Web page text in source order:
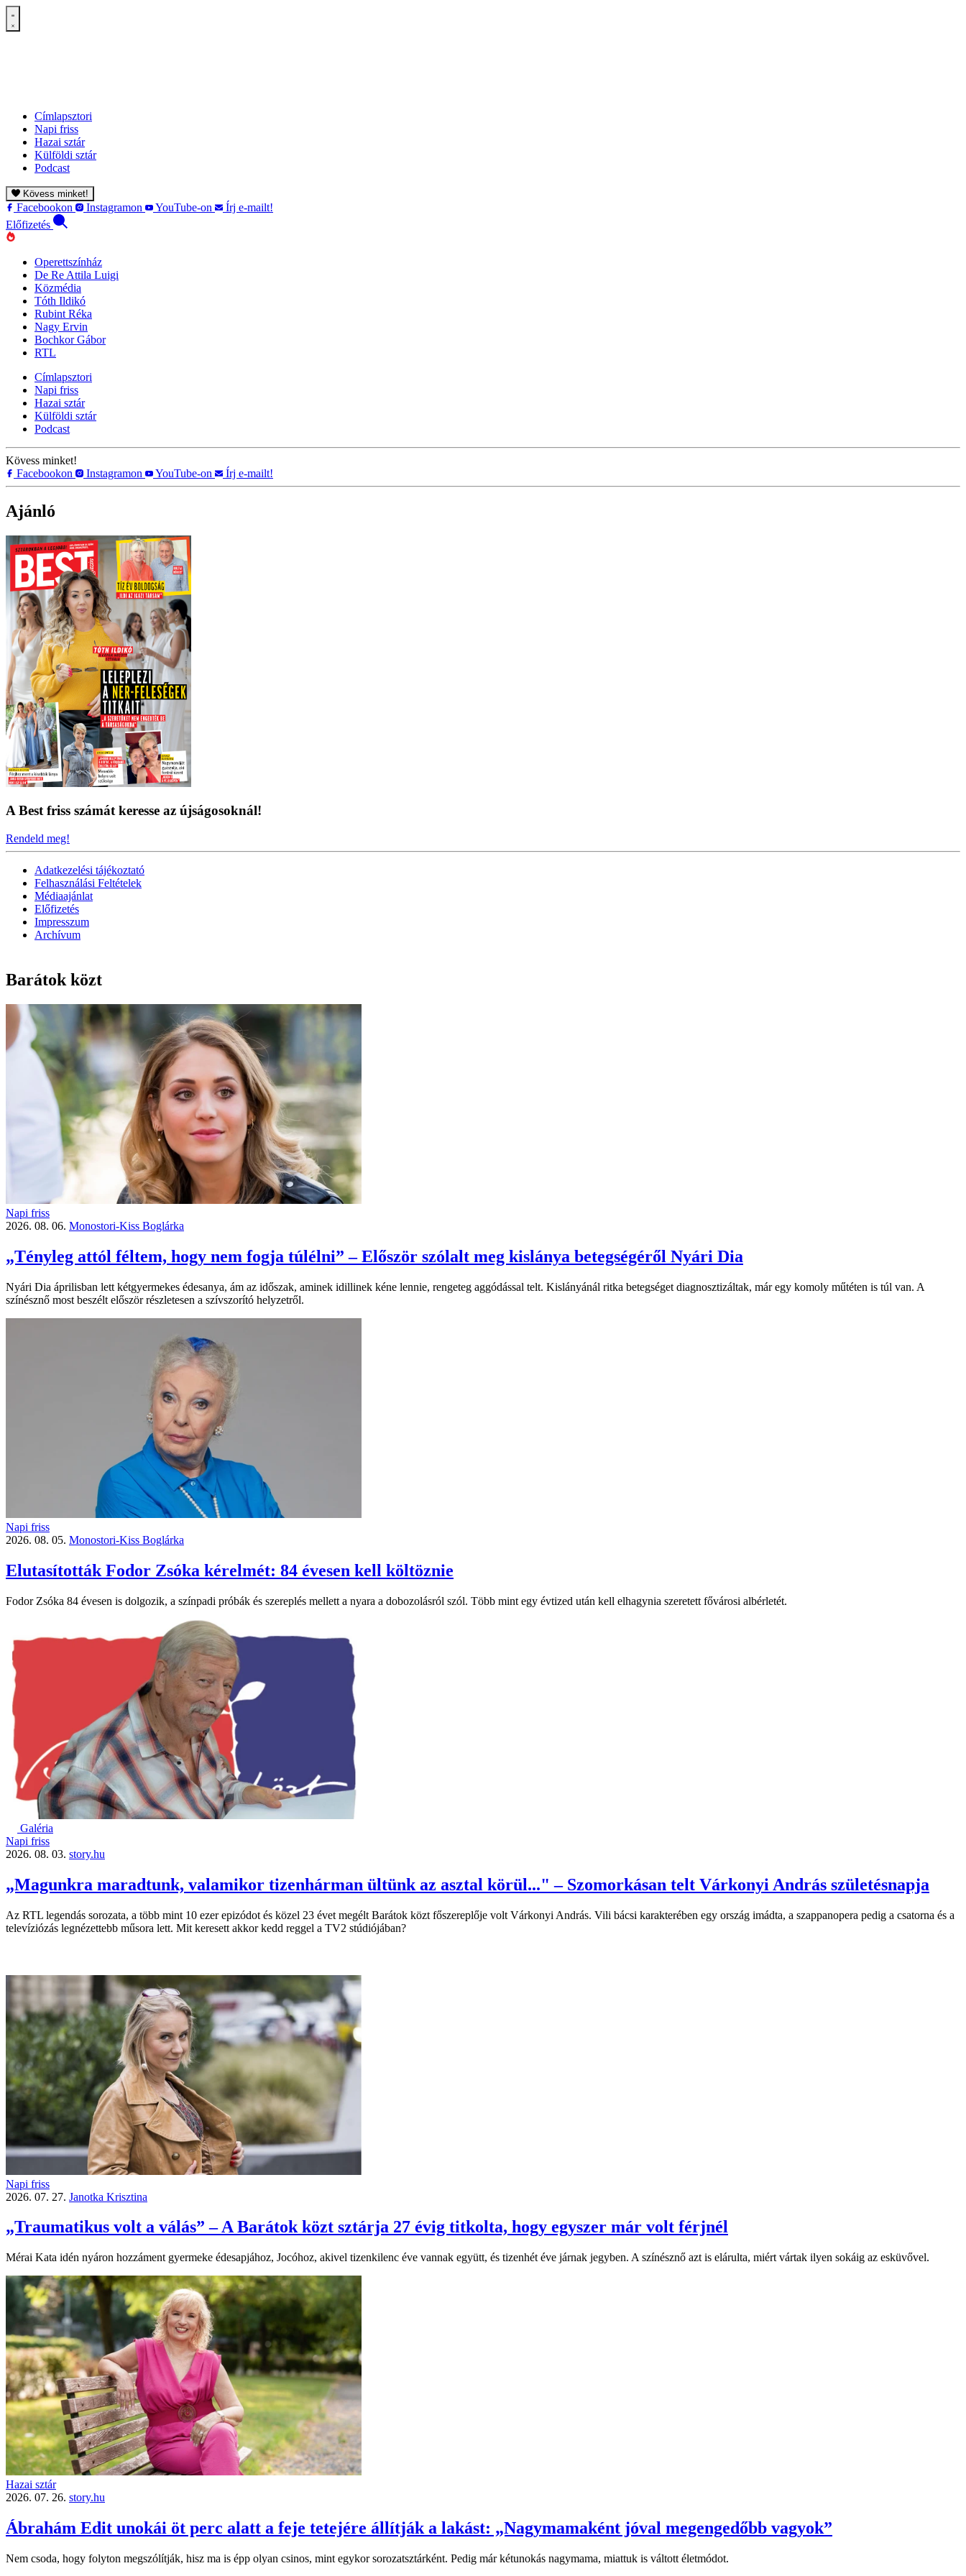
Címlapsztori
Napi friss
Hazai sztár
Külföldi sztár
Podcast
Kövess minket!
Facebookon Instagramon YouTube-on
Írj e-mailt!
Előfizetés
Operettszínház
De Re Attila Luigi
Közmédia
Tóth Ildikó
Rubint Réka
Nagy Ervin
Bochkor Gábor
RTL
Címlapsztori
Napi friss
Hazai sztár
Külföldi sztár
Podcast
Kövess minket!
Facebookon
Instagramon YouTube-on Írj e-mailt!
Ajánló
A Best friss számát keresse az újságosoknál!
Rendeld meg!
Adatkezelési tájékoztató
Felhasználási Feltételek
Médiaajánlat
Előfizetés
Impresszum
Archívum
Barátok közt
Napi friss
2026. 08. 06. Monostori-Kiss Boglárka
„Tényleg attól féltem, hogy nem fogja túlélni” – Először szólalt meg kislánya betegségéről Nyári Dia
Nyári Dia áprilisban lett kétgyermekes édesanya, ám az időszak, aminek idillinek kéne lennie, rengeteg aggódással telt. Kislányánál ritka betegséget diagnosztizáltak, már egy komoly műtéten is túl van. A
színésznő most beszélt először részletesen a szívszorító helyzetről.
Napi friss
2026. 08. 05. Monostori-Kiss Boglárka
Elutasították Fodor Zsóka kérelmét: 84 évesen kell költöznie
Fodor Zsóka 84 évesen is dolgozik, a színpadi próbák és szereplés mellett a nyara a dobozolásról szól. Több mint egy évtized után kell elhagynia szeretett fővárosi albérletét.
Galéria
Napi friss
2026. 08. 03. story.hu
„Magunkra maradtunk, valamikor tizenhárman ültünk az asztal körül..." – Szomorkásan telt Várkonyi András születésnapja
Az RTL legendás sorozata, a több mint 10 ezer epizódot és közel 23 évet megélt Barátok közt főszereplője volt Várkonyi András. Vili bácsi karakterében egy ország imádta, a szappanopera pedig a csatorna és a
televíziózás legnézettebb műsora lett. Mit keresett akkor kedd reggel a TV2 stúdiójában?
Napi friss
2026. 07. 27. Janotka Krisztina
„Traumatikus volt a válás” – A Barátok közt sztárja 27 évig titkolta, hogy egyszer már volt férjnél
Mérai Kata idén nyáron hozzáment gyermeke édesapjához, Jocóhoz, akivel tizenkilenc éve vannak együtt, és tizenhét éve járnak jegyben. A színésznő azt is elárulta, miért vártak ilyen sokáig az esküvővel.
Hazai sztár
2026. 07. 26. story.hu
Ábrahám Edit unokái öt perc alatt a feje tetejére állítják a lakást: „Nagymamaként jóval megengedőbb vagyok”
Nem csoda, hogy folyton megszólítják, hisz ma is épp olyan csinos, mint egykor sorozatsztárként. Pedig már kétunokás nagymama, miattuk is váltott életmódot.